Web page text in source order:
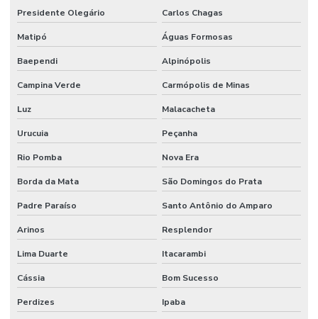
Presidente Olegário Carlos Chagas
Matipó Águas Formosas
Baependi Alpinópolis
Campina Verde Carmópolis de Minas
Luz Malacacheta
Urucuia Peçanha
Rio Pomba Nova Era
Borda da Mata São Domingos do Prata
Padre Paraíso Santo Antônio do Amparo
Arinos Resplendor
Lima Duarte Itacarambi
Cássia Bom Sucesso
Perdizes Ipaba